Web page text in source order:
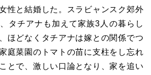
性と結婚した。スラビャンスク郊外
タチアナも加えて家族3人の暮らし
ほどなくタチアナは嫁との関係でつ
庭菜園のトマトの苗に支柱をし忘れ
とで、激しい口論となり、家を追い